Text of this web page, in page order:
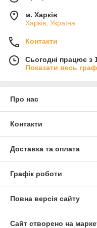
м. Харків
Харків, Україна
Контакти
Сьогодні працює з
Показати весь
Про нас
Контакти
Доставка та оплата
Графік роботи
Повна версія сайту
Сайт створено на